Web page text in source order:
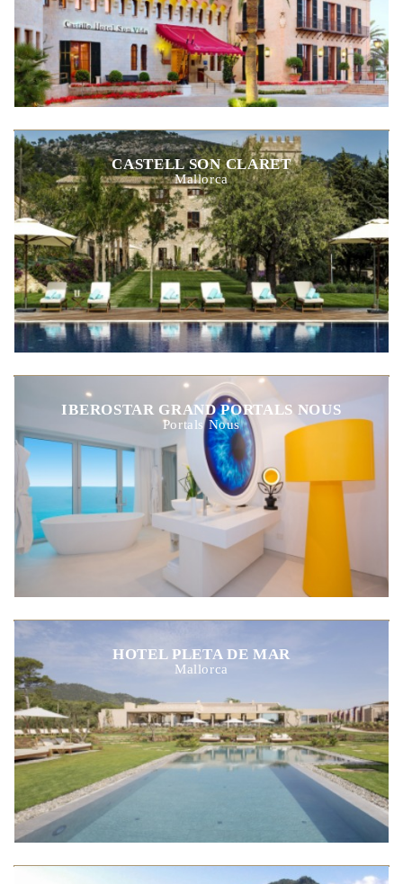
CASTELL SON CLARET
Mallorca
IBEROSTAR GRAND PORTALS NOUS
Portals Nous
HOTEL PLETA DE MAR
Mallorca